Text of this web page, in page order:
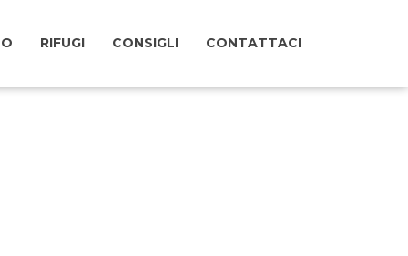
RIFUGI CONSIGLI CONTATTACI